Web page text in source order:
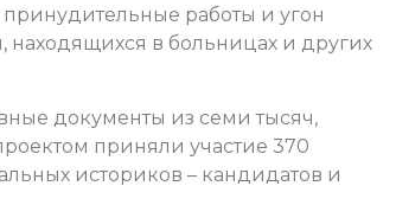
работы и угон
в больницах и других
документы из семи тысяч,
приняли участие 370
историков – кандидатов и